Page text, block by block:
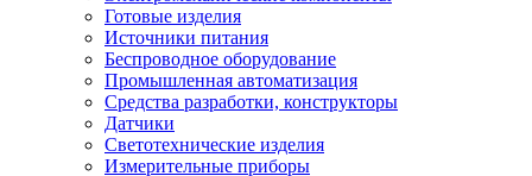
Готовые изделия
Источники питания
Беспроводное оборудование
Промышленная автоматизация
Средства разработки, конструкторы
Датчики
Светотехнические изделия
Измерительные приборы